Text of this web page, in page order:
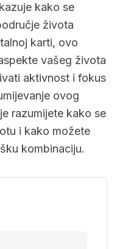
kako se
života
karti, ovo
vašeg života
aktivnost i fokus
ovog
razumijete kako se
i kako možete
kombinaciju.